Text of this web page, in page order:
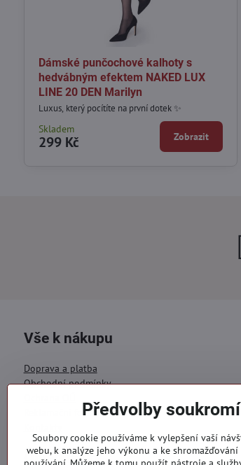
Dámské punčochové kalhoty s
hedvábným efektem NAKED LUX
LINE 20 DEN Marilyn
Luxus, který pocítíte na první dotek ✨
Skladem
299 Kč Zobrazit
Vše k nákupu
Doprava a platba
Obchodní podmínky
Reklamační formulář
Objednávky
Předvolby soukromí
Soubory cookie používáme k vylepšení vaší
webu, k analýze jeho výkonu a ke